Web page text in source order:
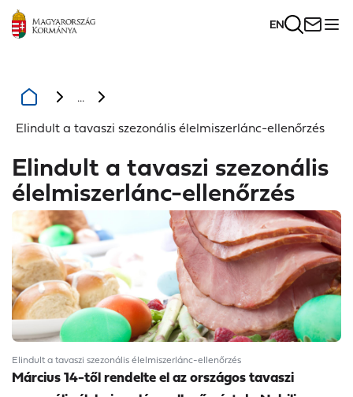
EN
...
Elindult a tavaszi szezonális élelmiszerlánc-ellenőrzés
Elindult a tavaszi szezonális
élelmiszerlánc-ellenőrzés
Elindult a tavaszi szezonális élelmiszerlánc-ellenőrzés
Március 14-től rendelte el az országos tavaszi